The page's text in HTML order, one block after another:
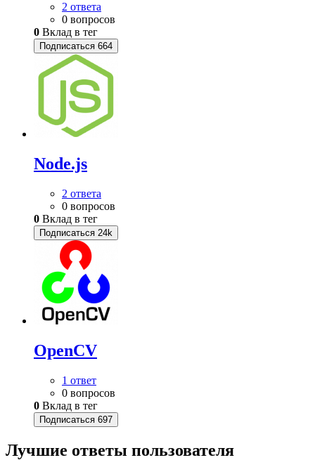
2 ответа
0 вопросов
0 Вклад в тег
Подписаться 664
Node.js
2 ответа
0 вопросов
0 Вклад в тег
Подписаться 24k
OpenCV
1 ответ
0 вопросов
0 Вклад в тег
Подписаться 697
Лучшие ответы пользователя